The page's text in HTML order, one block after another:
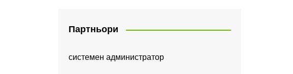
Партньори
системен администратор